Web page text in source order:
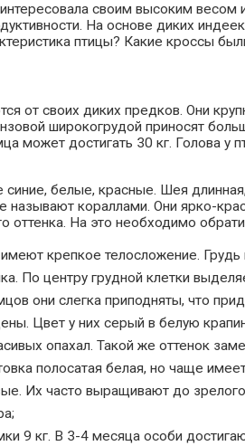
своим высоким
На основе диких
птицы? Какие кроссы
от своих диких предков. Они
широкогрудой приносят
может достигать 30 кг. Голова у
синие, белые, красные. Шея
кораллами. Они ярко-
оттенка. На это необходимо
крепкое телосложение. Грудь
По центру грудной клетки
они слегка приподняты, что
Цвет у них серый в белую
опахал. Такой же оттенок
полосатая белая, но чаще
Их часто выращивают до
9 кг. В 3-4 месяца особи